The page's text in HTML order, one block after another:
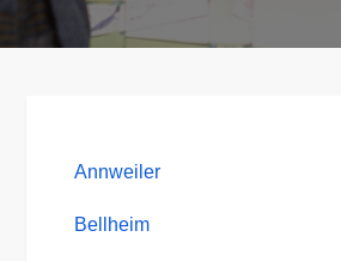
Annweiler
Bellheim